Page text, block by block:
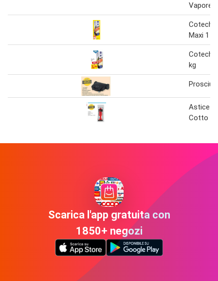
Vapore
Maxi 1 kg
kg
Astice
Cotto
Scarica l'app gratuita con
1850+ negozi